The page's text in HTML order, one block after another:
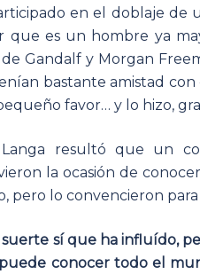
en el doblaje de
que es un hombre ya
Gandalf y Morgan
bastante amistad
favor… y lo hizo,
resultó que un
la ocasión de
pero lo convencieron
suerte sí que ha influído,
conocer todo el